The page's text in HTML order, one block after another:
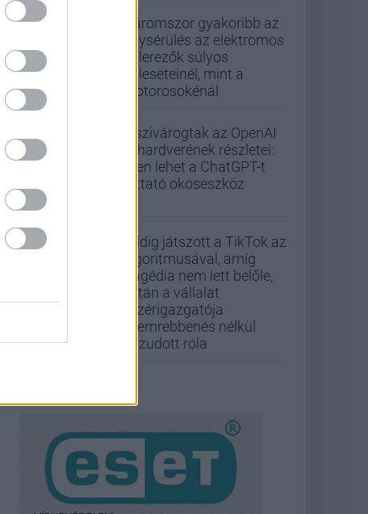
Háromszor gyakoribb az
agysérülés az elektromos
rollerezők súlyos
baleseteinél, mint a
motorosokénál
Kiszivárogtak az OpenAI
új hardverének részletei:
ilyen lehet a ChatGPT-t
futtató okoseszköz
Addig játszott a TikTok az
algoritmusával, amíg
tragédia nem lett belőle,
aztán a vállalat
vezérigazgatója
szemrebbenés nélkül
hazudott róla